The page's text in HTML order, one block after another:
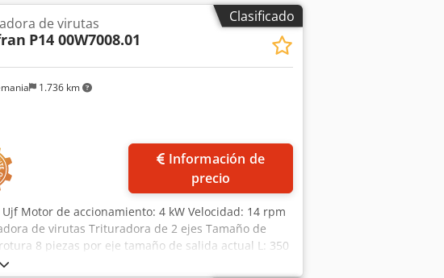
Clasificado
1.736 km
de virutas
P14 00W7008.01
precio
Motor de accionamiento: 4 kW Velocidad: 14 rpm
de virutas Trituradora de 2 ejes Tamaño de
8 piezas por eje tamaño de salida actual L: 350
2 discos trituradores *